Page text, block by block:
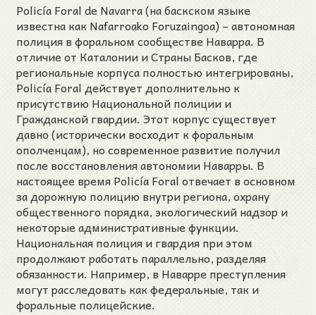
Policía Foral de Navarra (на баскском языке
известна как Nafarroako Foruzaingoa) – автономная
полиция в форальном сообществе Наварра. В
отличие от Каталонии и Страны Басков, где
региональные корпуса полностью интегрированы,
Policía Foral действует дополнительно к
присутствию Национальной полиции и
Гражданской гвардии. Этот корпус существует
давно (исторически восходит к форальным
ополченцам), но современное развитие получил
после восстановления автономии Наварры. В
настоящее время Policía Foral отвечает в основном
за дорожную полицию внутри региона, охрану
общественного порядка, экологический надзор и
некоторые административные функции.
Национальная полиция и гвардия при этом
продолжают работать параллельно, разделяя
обязанности. Например, в Наварре преступления
могут расследовать как федеральные, так и
форальные полицейские.